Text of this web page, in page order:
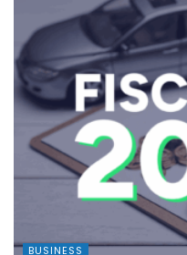
BUSINESS